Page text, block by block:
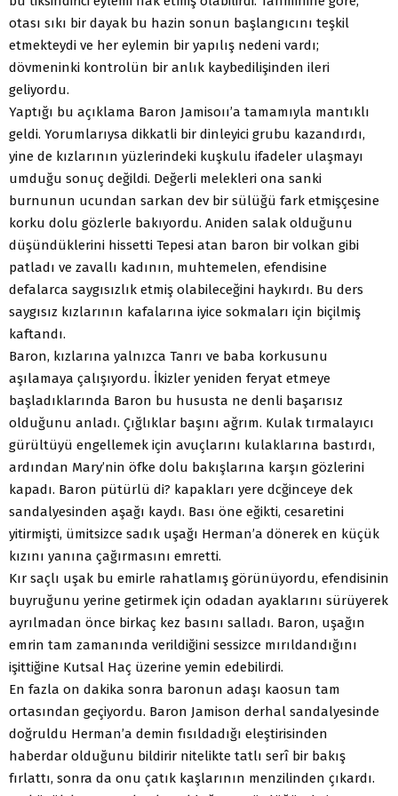
otası sıkı bir dayak bu hazin sonun başlangıcını teşkil
etmekteydi ve her eylemin bir yapılış nedeni vardı;
dövmeninki kontrolün bir anlık kaybedilişinden ileri
geliyordu.
Yaptığı bu açıklama Baron Jamisoıı’a tamamıyla mantıklı
geldi. Yorumlarıysa dikkatli bir dinleyici grubu kazandırdı,
yine de kızlarının yüzlerindeki kuşkulu ifadeler ulaşmayı
umduğu sonuç değildi. Değerli melekleri ona sanki
burnunun ucundan sarkan dev bir sülüğü fark etmişçesine
korku dolu gözlerle bakıyordu. Aniden salak olduğunu
düşündüklerini hissetti Tepesi atan baron bir volkan gibi
patladı ve zavallı kadının, muhtemelen, efendisine
defalarca saygısızlık etmiş olabileceğini haykırdı. Bu ders
saygısız kızlarının kafalarına iyice sokmaları için biçilmiş
kaftandı.
Baron, kızlarına yalnızca Tanrı ve baba korkusunu
aşılamaya çalışıyordu. İkizler yeniden feryat etmeye
başladıklarında Baron bu hususta ne denli başarısız
olduğunu anladı. Çığlıklar başını ağrım. Kulak tırmalayıcı
gürültüyü engellemek için avuçlarını kulaklarına bastırdı,
ardından Mary’nin öfke dolu bakışlarına karşın gözlerini
kapadı. Baron pütürlü di? kapakları yere dcğinceye dek
sandalyesinden aşağı kaydı. Bası öne eğikti, cesaretini
yitirmişti, ümitsizce sadık uşağı Herman’a dönerek en küçük
kızını yanına çağırmasını emretti.
Kır saçlı uşak bu emirle rahatlamış görünüyordu, efendisinin
buyruğunu yerine getirmek için odadan ayaklarını sürüyerek
ayrılmadan önce birkaç kez basını salladı. Baron, uşağın
emrin tam zamanında verildiğini sessizce mırıldandığını
işittiğine Kutsal Haç üzerine yemin edebilirdi.
En fazla on dakika sonra baronun adaşı kaosun tam
ortasından geçiyordu. Baron Jamison derhal sandalyesinde
doğruldu Herman’a demin fısıldadığı eleştirisinden
haberdar olduğunu bildirir nitelikte tatlı serî bir bakış
fırlattı, sonra da onu çatık kaşlarının menzilinden çıkardı.